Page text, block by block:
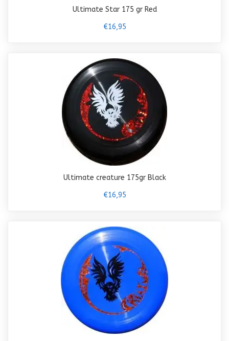
Ultimate Star 175 gr Red
€16,95
Ultimate creature 175gr Black
€16,95